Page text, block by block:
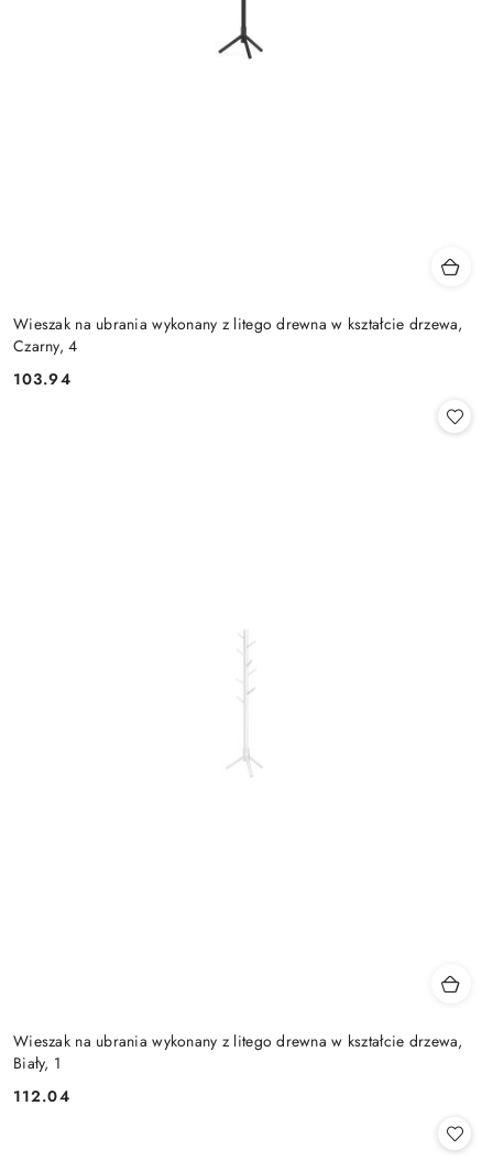
Wieszak na ubrania wykonany z litego drewna w kształcie drzewa,
Czarny, 4
Cena:
103.94
Wieszak na ubrania wykonany z litego drewna w kształcie drzewa,
Biały, 1
Cena:
112.04